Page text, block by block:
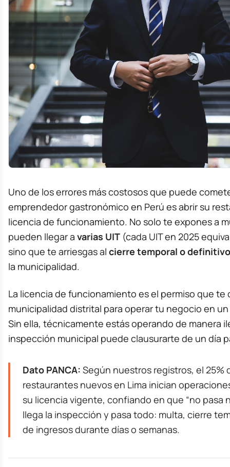
Uno de los errores más costosos que puede
emprendedor gastronómico en Perú es abrir su
licencia de funcionamiento. No solo te expones a
pueden llegar a varias UIT (cada UIT en 2025
sino que te arriesgas al cierre temporal o definitivo
la municipalidad.
La licencia de funcionamiento es el permiso que te
municipalidad distrital para operar tu negocio en
Sin ella, técnicamente estás operando de manera
inspección municipal puede clausurarte de un día
Dato PANCA: Según nuestros registros, el 25%
restaurantes nuevos en Lima inician
su licencia vigente, confiando en que “no pasa
llega la inspección y pasa todo: multa, cierre
de ingresos durante días o semanas.